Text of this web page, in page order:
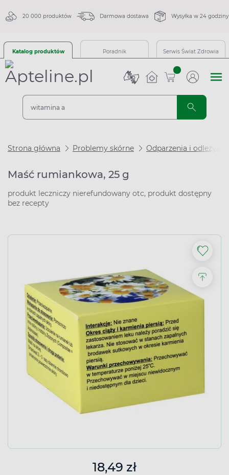
20 000 produktów Darmowa dostawa Wysyłka w 24 godziny
Katalog produktów Poradnik Serwis Świat Zdrowia
sztuk
Strona główna Problemy skórne Odparzenia i odleżyny
Maść rumiankowa, 25 g
produkt leczniczy nierefundowany otc, produkt dostępny
bez recepty
18,49 zł